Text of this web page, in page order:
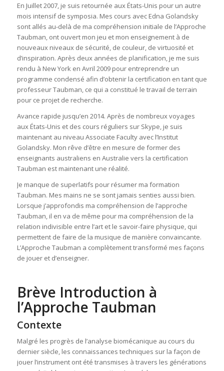
En Juillet 2007, je suis retournée aux États-Unis pour un autre
mois intensif de symposia. Mes cours avec Edna Golandsky
sont allés au-delà de ma compréhension initiale de l’Approche
Taubman, ont ouvert mon jeu et mon enseignement à de
nouveaux niveaux de sécurité, de couleur, de virtuosité et
d’inspiration. Après deux années de planification, je me suis
rendu à New York en Avril 2009 pour entreprendre un
programme condensé afin d’obtenir la certification en tant que
professeur Taubman, ce qui a constitué le travail de terrain
pour ce projet de recherche.
Avance rapide jusqu’en 2014. Après de nombreux voyages
aux États-Unis et des cours réguliers sur Skype, je suis
maintenant au niveau Associate Faculty avec l’Institut
Golandsky. Mon rêve d’être en mesure de former des
enseignants australiens en Australie vers la certification
Taubman est maintenant une réalité.
Je manque de superlatifs pour résumer ma formation
Taubman. Mes mains ne se sont jamais senties aussi bien.
Lorsque j’approfondis ma compréhension de l’approche
Taubman, il en va de même pour ma compréhension de la
relation indivisible entre l’art et le savoir-faire physique, qui
permettent de faire de la musique de manière convaincante.
L’Approche Taubman a complètement transformé mes façons
de jouer et d’enseigner.
Brève Introduction à
l’Approche Taubman
Contexte
Malgré les progrès de l’analyse biomécanique au cours du
dernier siècle, les connaissances techniques sur la façon de
jouer l’instrument ont été transmises à travers les générations